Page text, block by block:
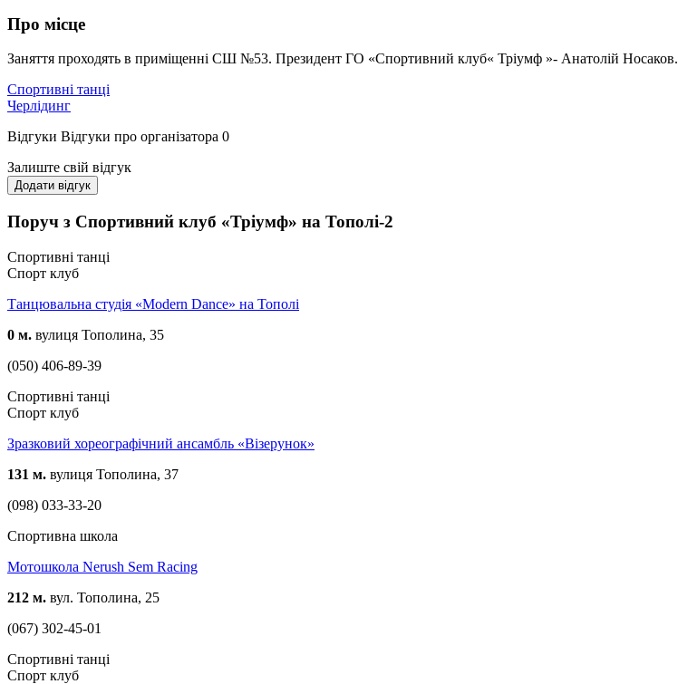
Про місце
Заняття проходять в приміщенні СШ №53. Президент ГО «Спортивний клуб« Тріумф »- Анатолій Носаков.
Спортивні танці
Черлідинг
Відгуки Відгуки про організатора 0
Залиште свій відгук
Додати відгук
Поруч з Спортивний клуб «Тріумф» на Тополі-2
Спортивні танці
Спорт клуб
Танцювальна студія «Modern Dance» на Тополі
0 м. вулиця Тополина, 35
(050) 406-89-39
Спортивні танці
Спорт клуб
Зразковий хореографічний ансамбль «Візерунок»
131 м. вулиця Тополина, 37
(098) 033-33-20
Спортивна школа
Мoтошкола Nerush Sem Racing
212 м. вул. Тополина, 25
(067) 302-45-01
Спортивні танці
Спорт клуб